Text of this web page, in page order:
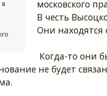
московского
В честь
Они находятся
Когда-то они
не будет